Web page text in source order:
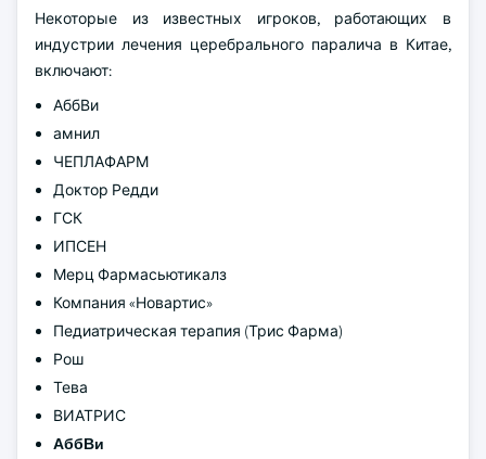
Некоторые из известных игроков, работающих в
индустрии лечения церебрального паралича в Китае,
включают:
АббВи
амнил
ЧЕПЛАФАРМ
Доктор Редди
ГСК
ИПСЕН
Мерц Фармасьютикалз
Компания «Новартис»
Педиатрическая терапия (Трис Фарма)
Рош
Тева
ВИАТРИС
АббВи